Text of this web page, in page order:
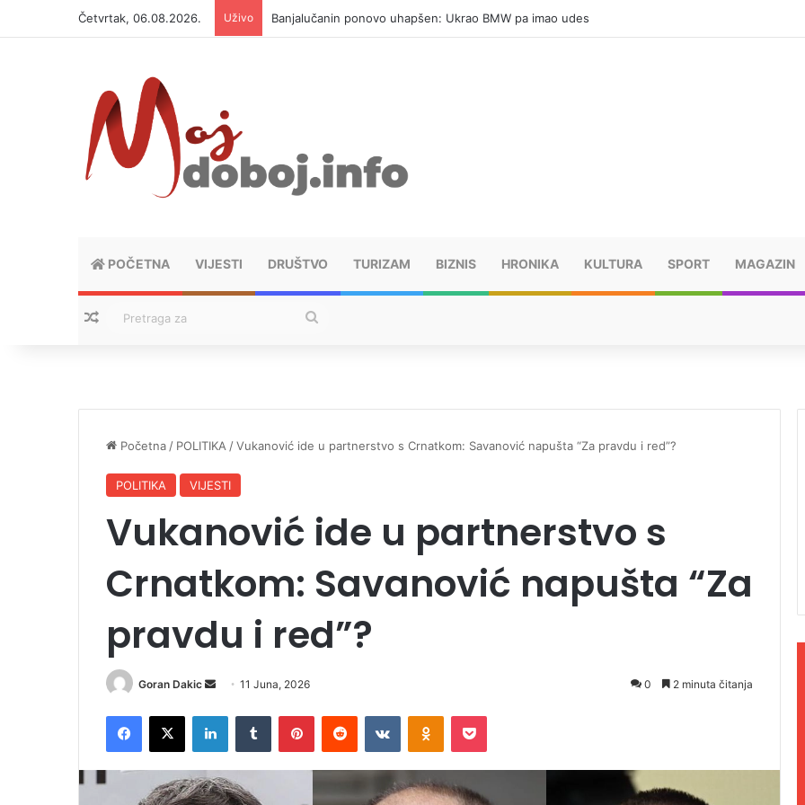
Četvrtak, 06.08.2026. Uživo Banjalučanin ponovo uhapšen: Ukrao BMW pa imao udes
POČETNA VIJESTI DRUŠTVO TURIZAM BIZNIS HRONIKA KULTURA SPORT MAGAZIN
Nasumični tekstovi
Početna / POLITIKA /Vukanović ide u partnerstvo s Crnatkom: Savanović napušta “Za pravdu i red”?
POLITIKA VIJESTI
Vukanović ide u partnerstvo s
Crnatkom: Savanović napušta “Za
pravdu i red”?
Goran Dakic
d
a
n
11 Juna, 2026 0 2 minuta čitanja